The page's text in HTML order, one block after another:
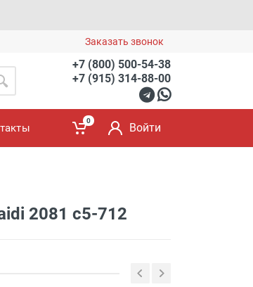
Заказать звонок
+7 (800) 500-54-38
+7 (915) 314-88-00
0
Войти
2081 с5-712